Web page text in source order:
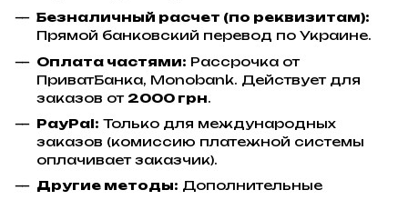
Безналичный расчет (по реквизитам):
Прямой банковский перевод по Украине.
Оплата частями: Рассрочка от
ПриватБанка, Monobank. Действует для
заказов от 2000 грн.
PayPal: Только для международных
заказов (комиссию платежной системы
оплачивает заказчик).
Другие методы: Дополнительные